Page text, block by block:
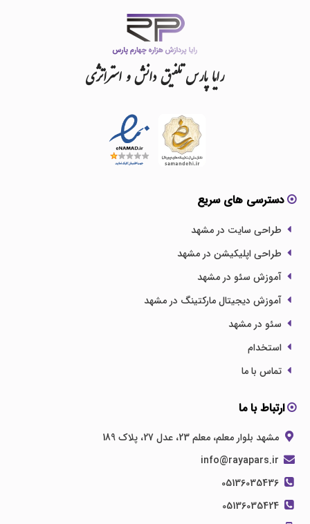
رایاپارستلفیقدانشواستراتژی
دسترسی های سریع
طراحی سایت در مشهد
طراحی اپلیکیشن در مشهد
آموزش سئو در مشهد
آموزش دیجیتال مارکتینگ در مشهد
سئو در مشهد
استخدام
تماس با ما
ارتباط با ما
مشهد بلوار معلم، معلم 23، عدل 27، پلاک 189
05136035436
05136035424